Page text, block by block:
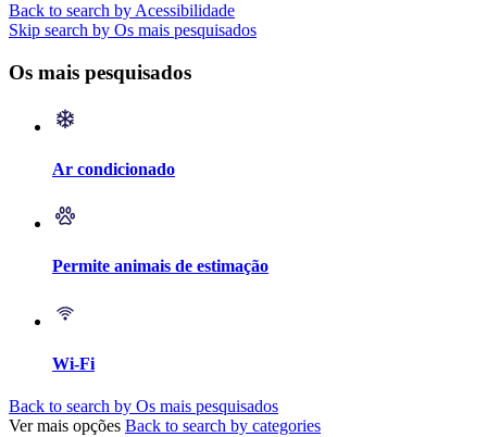
Back to search by Acessibilidade
Skip search by Os mais pesquisados
Os mais pesquisados
Ar condicionado
Permite animais de estimação
Wi-Fi
Back to search by Os mais pesquisados
Ver mais opções Back to search by categories